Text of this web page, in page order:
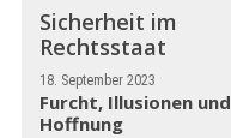
Sicherheit im
Rechtsstaat
18. September 2023
Furcht, Illusionen und
Hoffnung